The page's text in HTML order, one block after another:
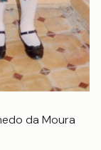
da Moura